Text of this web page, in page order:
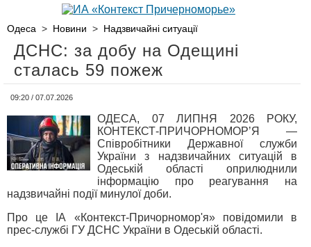
Одеса > Новини > Надзвичайні ситуації
ДСНС: за добу на Одещині
сталась 59 пожеж
09:20 / 07.07.2026
ОДЕСА, 07 ЛИПНЯ 2026 РОКУ,
КОНТЕКСТ-ПРИЧОРНОМОР’Я —
Співробітники Державної служби
України з надзвичайних ситуацій в
Одеській області оприлюднили
інформацію про реагування на
надзвичайні події минулої доби.
Про це ІА «Контекст-Причорномор'я» повідомили в
прес-службі ГУ ДСНС України в Одеській області.